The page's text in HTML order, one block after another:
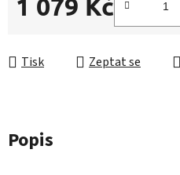
1 079 Kč
Tisk Zeptat se
Popis